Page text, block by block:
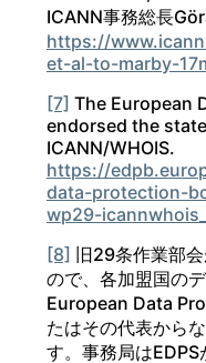
ICANN事務総長
https://
et-al-to-marby-
[7] The European
endorsed the
ICANN/WHOIS.
https://
data-protection-
wp29-
[8] 旧29条作業部
ので、各加盟国の
European Data
たはその代表から
す。事務局は